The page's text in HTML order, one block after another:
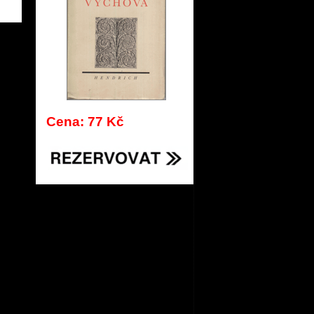
Cena: 77 Kč